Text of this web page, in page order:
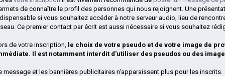
de connaître le profil des personnes qui nous rejoignent. Une
si vous souhaitez accéder à notre serveur audio, lieu de
Ce premier contact par écrit est aussi nécessaire si vous souhaitez
de votre inscription, le choix de votre pseudo et de votre image de
Il est notamment interdit d'utiliser des pseudos ou des
message et les bannières publicitaires n'apparaissent plus pour les inscrits.